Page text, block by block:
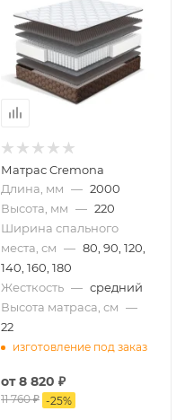
Матрас Cremona
Длина, мм — 2000
Высота, мм — 220
Ширина спального
места, см — 80, 90, 120,
140, 160, 180
Жесткость — средний
Высота матраса, см —
22
изготовление под заказ
от8 820 ₽
11 760 ₽ -25%